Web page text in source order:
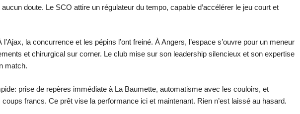
doute. Le SCO attire un régulateur du tempo, capable d’accélérer le jeu court et
la concurrence et les pépins l’ont freiné. À Angers, l’espace s’ouvre pour un meneur
et chirurgical sur corner. Le club mise sur son leadership silencieux et son expertise
match.
prise de repères immédiate à La Baumette, automatisme avec les couloirs, et
francs. Ce prêt vise la performance ici et maintenant. Rien n’est laissé au hasard.